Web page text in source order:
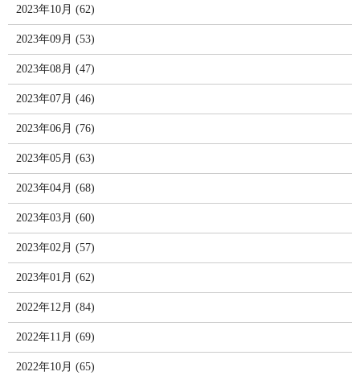
2023年10月 (62)
2023年09月 (53)
2023年08月 (47)
2023年07月 (46)
2023年06月 (76)
2023年05月 (63)
2023年04月 (68)
2023年03月 (60)
2023年02月 (57)
2023年01月 (62)
2022年12月 (84)
2022年11月 (69)
2022年10月 (65)